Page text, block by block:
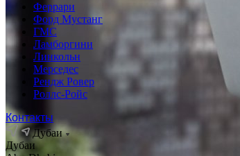
Феррари
Форд Мустанг
ГМС
Ламборгини
Линкольн
Мерседес
Рендж Ровер
Роллс-Ройс
Контакты
Дубаи
Дубаи